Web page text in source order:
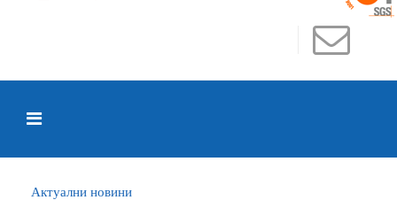
Актуални новини